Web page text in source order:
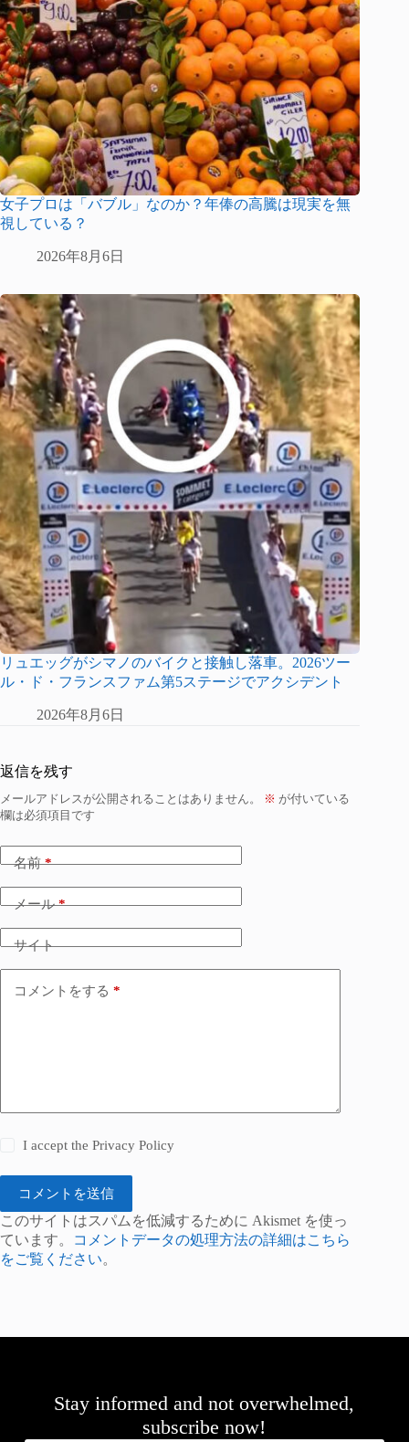
女子プロは「バブル」なのか？年俸の高騰は現実を無
視している？
2026年8月6日
リュエッグがシマノのバイクと接触し落車。2026ツー
ル・ド・フランスファム第5ステージでアクシデント
2026年8月6日
返信を残す
メールアドレスが公開されることはありません。 ※ が付いている
欄は必須項目です
名前*
メール*
サイト
コメントをする *
I accept thePrivacy Policy
コメントを送信
このサイトはスパムを低減するために Akismet を使っ
ています。
コメントデータの処理方法の詳細はこちら
をご覧ください。
Stay informed and not overwhelmed,
subscribe now!